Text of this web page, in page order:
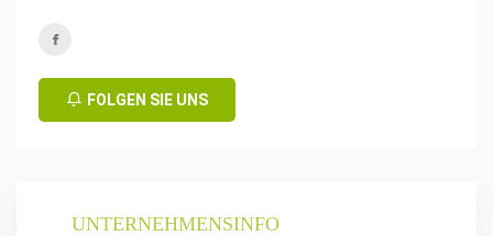
FOLGEN SIE UNS
UNTERNEHMENSINFO